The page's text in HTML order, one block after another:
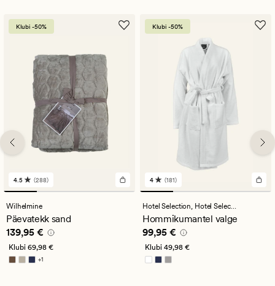
Klubi -50%
288
arvustust
keskmise
hinnanguga
4.5
4.5 (288)
Wilhelmine
Päevatekk sand
Pris_ee 139,95 €
139,95 €
Klubi 69,98 €
+1
Saadaval rohkemates värvitoonides
Klubi -50%
181
arvustust
keskmise
hinnanguga
4
4 (181)
Hotel Selection, Hotel Selection
Hommikumantel valge
Pris_ee 99,95 €
99,95 €
Klubi 49,98 €